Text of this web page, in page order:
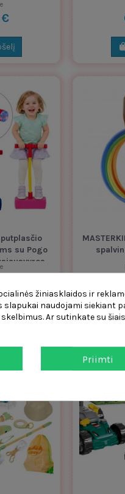
€
putplasčio
su Pogo
žiniasklaidos ir
slapukai naudojami siekiant
Ar sutinkate su šiais
Priimti